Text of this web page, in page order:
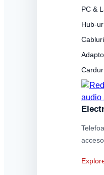
PC &
Hub-
Cabluri